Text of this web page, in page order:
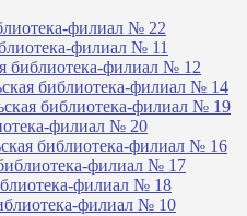
филиал № 22
филиал № 11
библиотека-филиал № 12
библиотека-филиал № 14
библиотека-филиал № 19
филиал № 20
библиотека-филиал № 16
филиал № 17
филиал № 18
филиал № 10